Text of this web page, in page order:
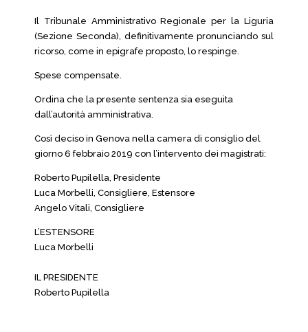
Il Tribunale Amministrativo Regionale per la Liguria
(Sezione Seconda), definitivamente pronunciando sul
ricorso, come in epigrafe proposto, lo respinge.
Spese compensate.
Ordina che la presente sentenza sia eseguita
dall’autorità amministrativa.
Così deciso in Genova nella camera di consiglio del
giorno 6 febbraio 2019 con l’intervento dei magistrati:
Roberto Pupilella, Presidente
Luca Morbelli, Consigliere, Estensore
Angelo Vitali, Consigliere
L’ESTENSORE
Luca Morbelli
IL PRESIDENTE
Roberto Pupilella